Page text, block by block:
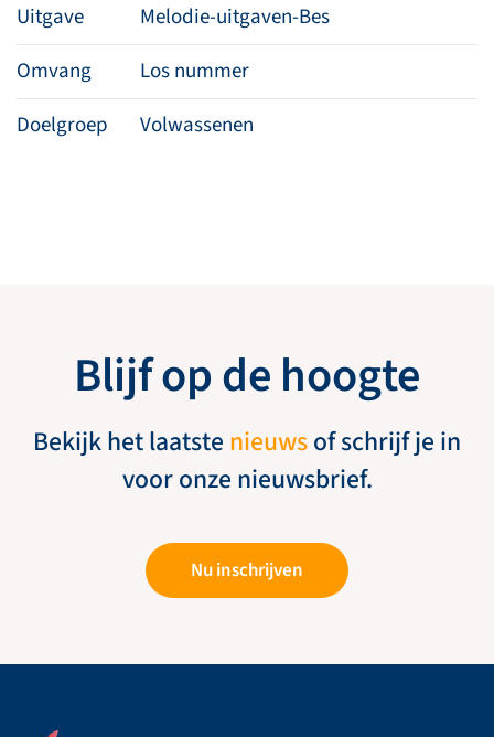
Uitgave
Melodie-uitgaven-Bes
Omvang
Los nummer
Doelgroep
Volwassenen
Blijf op de hoogte
Bekijk het laatste nieuwsof schrijf je in
voor onze nieuwsbrief.
Nu inschrijven